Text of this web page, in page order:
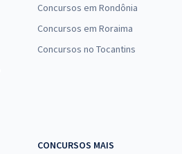
Concursos em Rondônia
Concursos em Roraima
Concursos no Tocantins
CONCURSOS MAIS